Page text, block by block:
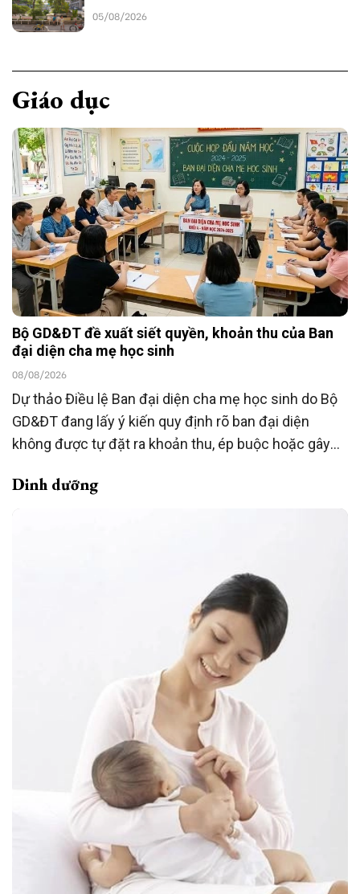
05/08/2026
Giáo dục
Bộ GD&ĐT đề xuất siết quyền, khoản thu của Ban
đại diện cha mẹ học sinh
08/08/2026
Dự thảo Điều lệ Ban đại diện cha mẹ học sinh do Bộ
GD&ĐT đang lấy ý kiến quy định rõ ban đại diện
không được tự đặt ra khoản thu, ép buộc hoặc gây
nguyện và không ảnh hưởng đến quyền lợi của học
Dinh dưỡng